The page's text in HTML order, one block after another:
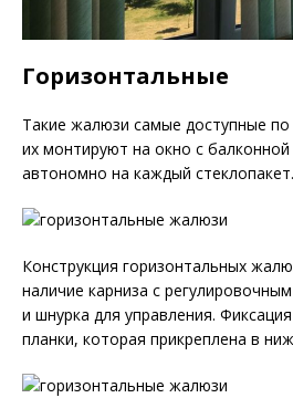
Горизонтальные
Такие жалюзи самые доступные
их монтируют на окно с
автономно на каждый стеклопакет.
Конструкция горизонтальных
наличие карниза с
и шнурка для управления.
планки, которая прикреплена в